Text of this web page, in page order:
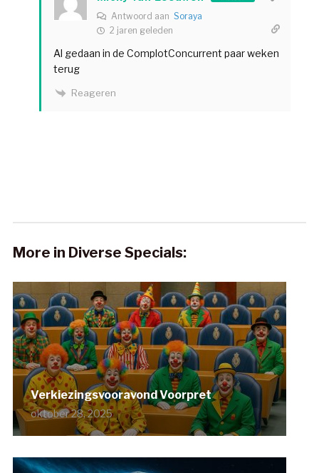
Antwoord aan Soraya
2 jaren geleden
Al gedaan in de ComplotConcurrent paar weken
terug
Reageren
More in Diverse Specials:
Verkiezingsvooravond Voorpret
oktober 28, 2025